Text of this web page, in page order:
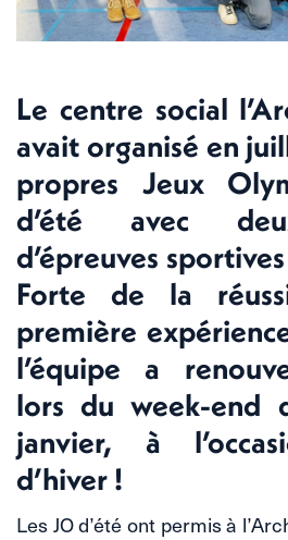
Le centre social
avait organisé en
propres Jeux
d’été avec
d’épreuves
Forte de la
première
l’équipe a
lors du week-end
janvier, à
d’hiver !
Les JO d’été ont permis à